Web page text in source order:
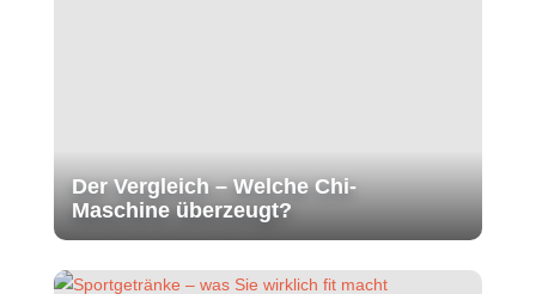
Der Vergleich – Welche Chi-
Maschine überzeugt?